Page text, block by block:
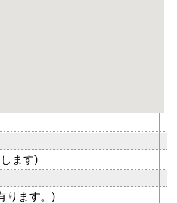
ます)
ります。)